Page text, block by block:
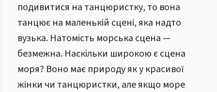
подивитися на танцюристку, то вона
танцює на маленькій сцені, яка надто
вузька. Натомість морська сцена —
безмежна. Наскільки широкою є сцена
моря? Воно має природу як у красивої
жінки чи танцюристки, але якщо море